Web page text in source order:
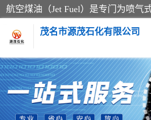
茂名市源茂石化有限公司
RP3航空煤油
D40+D60溶剂油